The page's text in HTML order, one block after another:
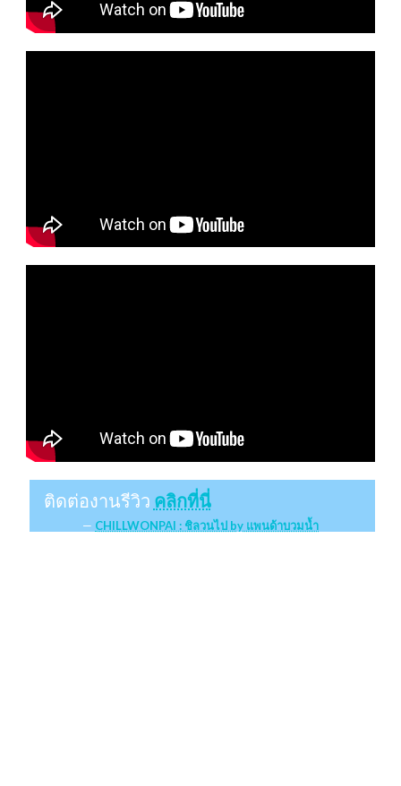
ติดต่องานรีวิว คลิกที่นี่
CHILLWONPAI : ชิลวนไป by แพนด้าบวมน้ำ